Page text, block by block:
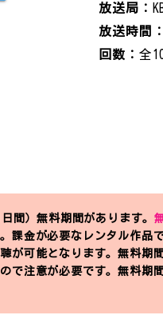
放送局：
放送時間
回数： 全
間）無料期間があります。
。課金が必要なレンタル作品
が可能となります。無料期
で注意が必要です。無料期